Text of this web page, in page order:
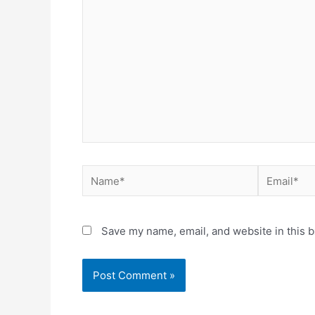
Name* Email*
Save my name, email, and website in this